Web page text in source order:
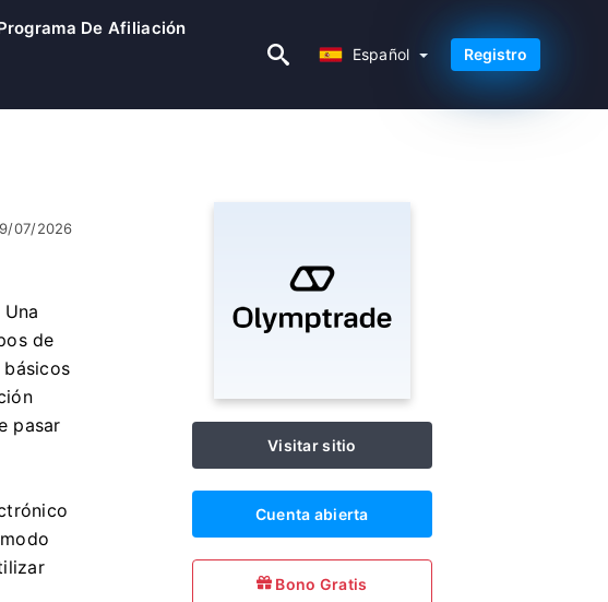
De Afiliación
Español Registro
07/2026
de
pasar
Visitar sitio
Cuenta abierta
Bono Gratis